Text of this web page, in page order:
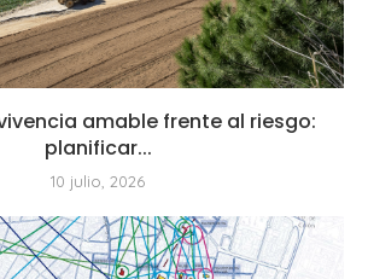
amable frente al riesgo:
planificar...
10 julio, 2026